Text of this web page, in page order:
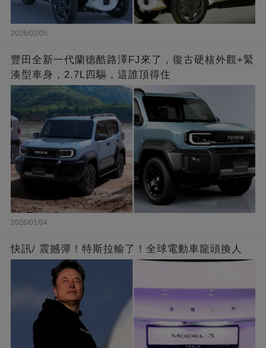
2026/02/05
豐田全新一代蘭德酷路澤FJ來了，復古硬核外觀+緊
湊型車身，2.7L四驅，這誰頂得住
2026/01/04
快訊/ 震撼彈！特斯拉輸了！全球電動車龍頭換人